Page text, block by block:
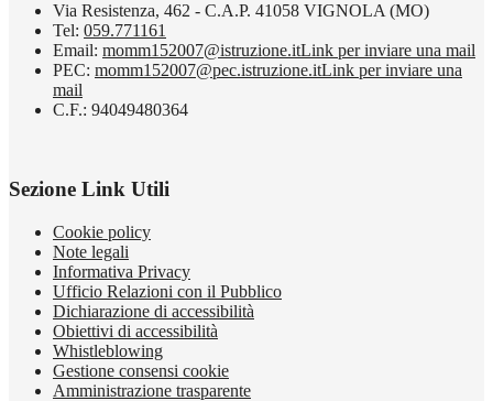
Via Resistenza, 462 - C.A.P. 41058 VIGNOLA (MO)
Tel: 059.771161
Email: momm152007@istruzione.itLink per inviare una mail
PEC: momm152007@pec.istruzione.itLink per inviare una
mail
C.F.: 94049480364
Sezione Link Utili
Cookie policy
Note legali
Informativa Privacy
Ufficio Relazioni con il Pubblico
Dichiarazione di accessibilità
Obiettivi di accessibilità
Whistleblowing
Gestione consensi cookie
Amministrazione trasparente